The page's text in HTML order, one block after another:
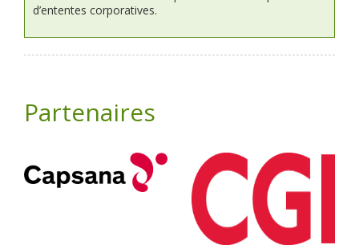
d’ententes corporatives.
Partenaires